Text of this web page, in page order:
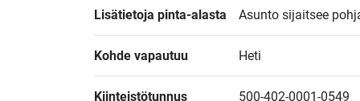
Lisätietoja pinta-alasta Asunto sijaitsee
Kohde vapautuu Heti
Kiinteistötunnus 500-402-0001-0549